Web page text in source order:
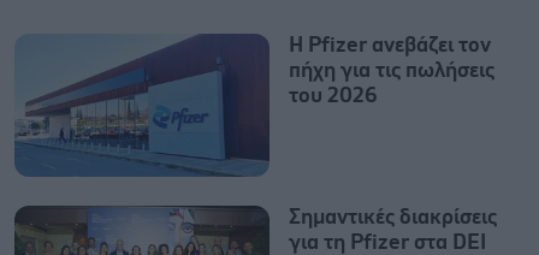
Η Pfizer ανεβάζει τον
πήχη για τις πωλήσεις
του 2026
Σημαντικές διακρίσεις
για τη Pfizer στα DEI